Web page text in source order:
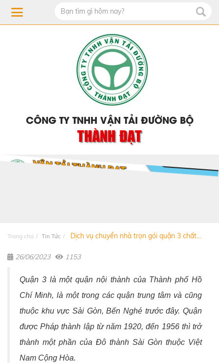
CÔNG TY TNHH VẬN TẢI ĐƯỜNG BỘ
THÀNH ĐẠT
Trang chủ Tin Tức Dịch vụ chuyển nhà trọn gói quận 3 chất...
26/06/2023 1153
Quận 3 là một quận nội thành của Thành phố Hồ
Chí Minh, là một trong các quận trung tâm và cũng
thuộc khu vực Sài Gòn, Bến Nghé trước đây. Quận
được Pháp thành lập từ năm 1920, đến 1956 thì trở
thành một phần của Đô thành Sài Gòn thuộc Việt
Nam Cộng Hòa.